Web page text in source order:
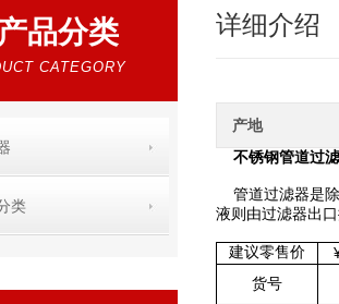
产品分类
CATEGORY
类
详细介绍
产地
不锈钢管道过
管道过滤器是除
液则由过滤器出
建议零售价
货号